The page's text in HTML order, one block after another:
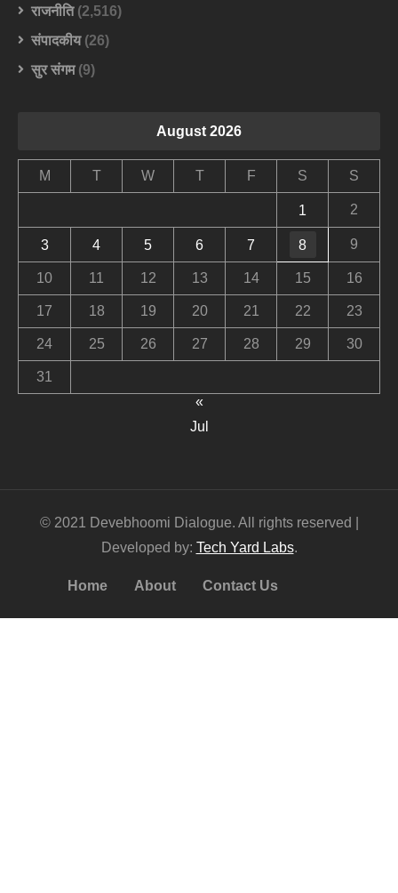
राजनीति(2,516)
संपादकीय(26)
सुर संगम(9)
August 2026
M T W T F S S
1 2
3 4 5 6 7 8 9
10 11 12 13 14 15 16
17 18 19 20 21 22 23
24 25 26 27 28 29 30
31
«
Jul
© 2021 Devebhoomi Dialogue. All rights reserved |
Developed by: Tech Yard Labs.
Home About Contact Us